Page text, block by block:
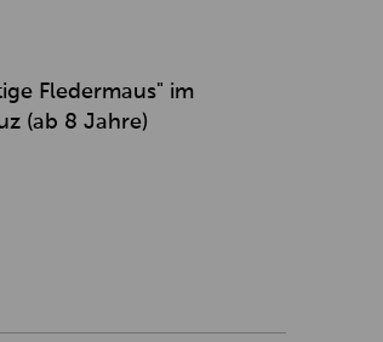
Fledermaus" im
(ab 8 Jahre)